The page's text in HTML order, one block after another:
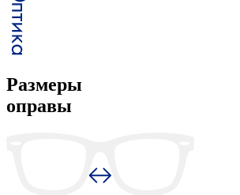
Размеры
оправы